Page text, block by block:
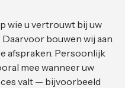
wie u vertrouwt bij uw
bouwen wij aan
afspraken. Persoonlijk
mee wanneer uw
valt — bijvoorbeeld